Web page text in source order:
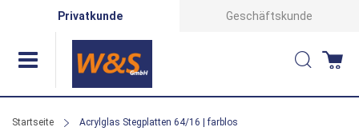
Privatkunde Geschäftskunde
Suche
Startseite Acrylglas Stegplatten 64/16 | farblos